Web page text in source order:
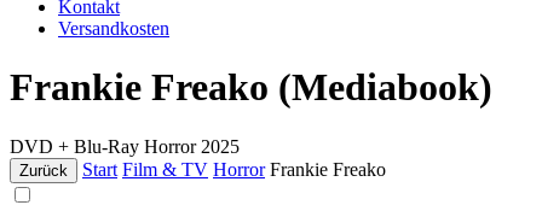
Kontakt
Versandkosten
Frankie Freako (Mediabook)
DVD + Blu-Ray Horror 2025
Zurück Start Film & TV Horror Frankie Freako